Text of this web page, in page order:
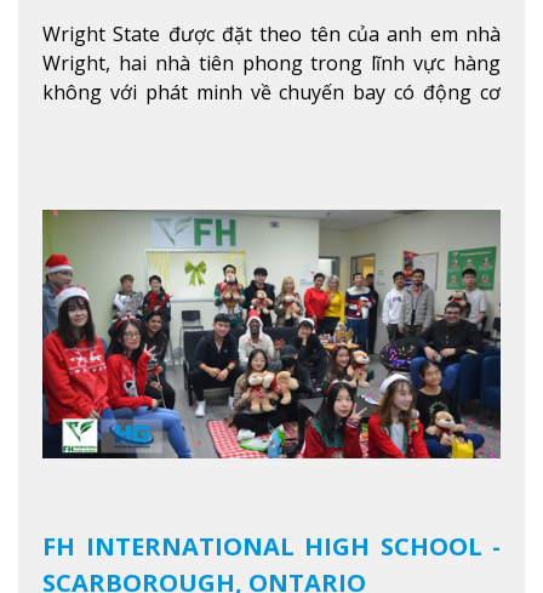
Wright State được đặt theo tên của anh em nhà
Wright, hai nhà tiên phong trong lĩnh vực hàng
không với phát minh về chuyến bay có động cơ
FH INTERNATIONAL HIGH SCHOOL -
SCARBOROUGH, ONTARIO